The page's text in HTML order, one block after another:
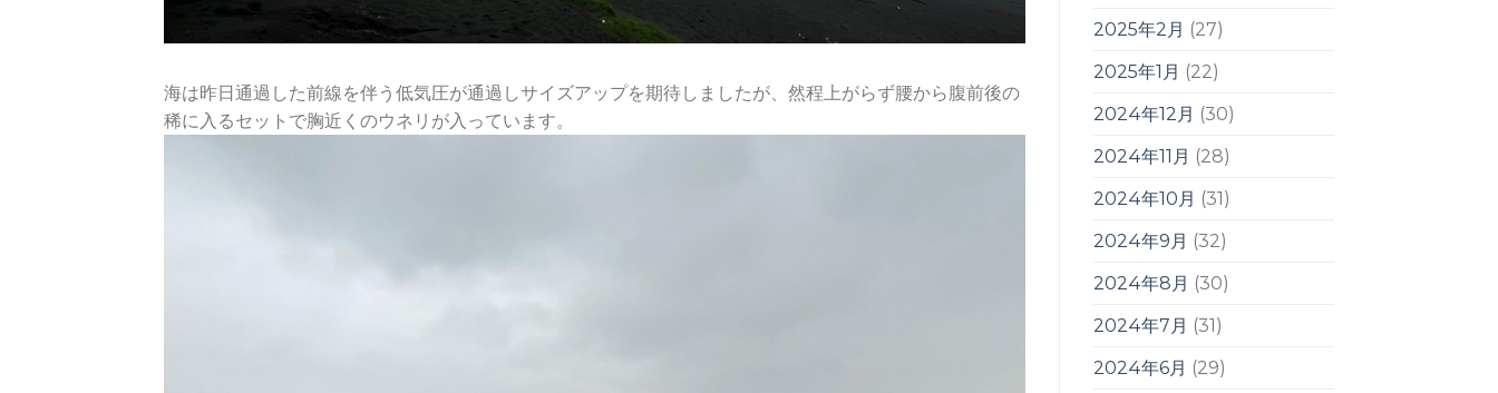
海は昨日通過した前線を伴う低気圧が通過しサイズアップを期待しましたが、然程上がらず腰から腹前後の
稀に入るセットで胸近くのウネリが入っています。
2025年2月 (27)
2025年1月 (22)
2024年12月 (30)
2024年11月 (28)
2024年10月 (31)
2024年9月 (32)
2024年8月 (30)
2024年7月 (31)
2024年6月 (29)